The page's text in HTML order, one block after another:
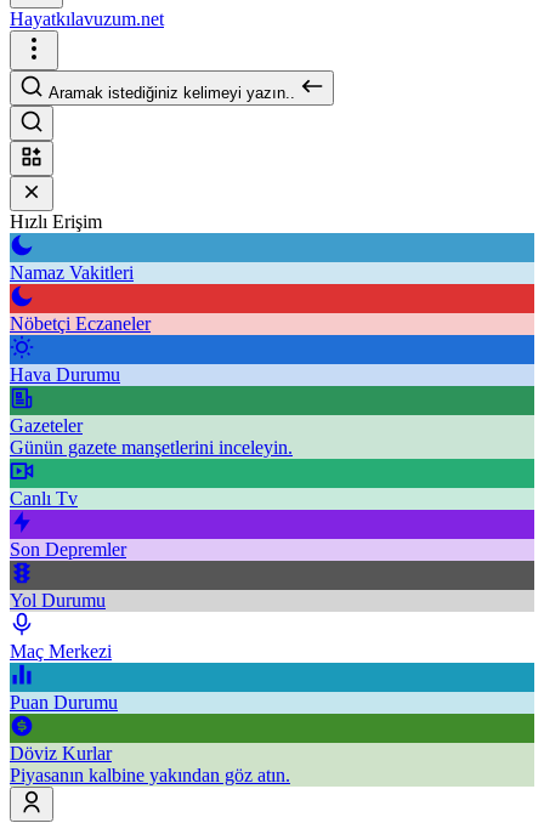
Hayatkılavuzum.net
Aramak istediğiniz kelimeyi yazın..
Hızlı Erişim
Namaz Vakitleri
Nöbetçi Eczaneler
Hava Durumu
Gazeteler
Günün gazete manşetlerini inceleyin.
Canlı Tv
Son Depremler
Yol Durumu
Maç Merkezi
Puan Durumu
Döviz Kurlar
Piyasanın kalbine yakından göz atın.